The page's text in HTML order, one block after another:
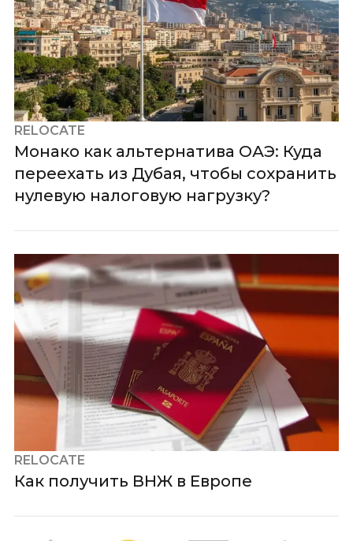
RELOCATE
Монако как альтернатива ОАЭ: Куда
переехать из Дубая, чтобы сохранить
нулевую налоговую нагрузку?
RELOCATE
Как получить ВНЖ в Европе